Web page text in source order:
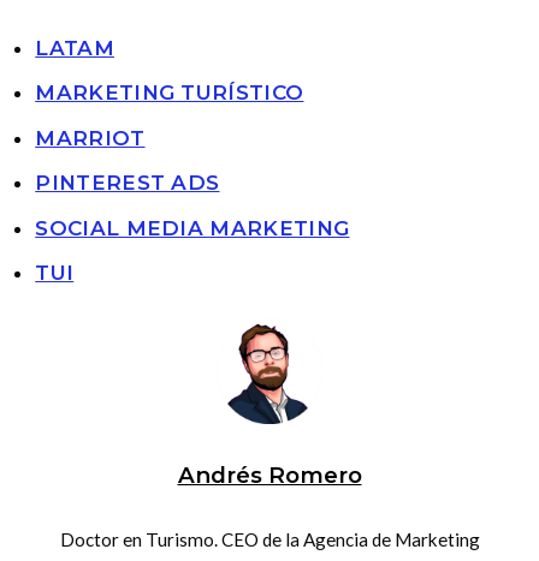
LATAM
MARKETING TURÍSTICO
MARRIOT
PINTEREST ADS
SOCIAL MEDIA MARKETING
TUI
Andrés Romero
Doctor en Turismo. CEO de la Agencia de Marketing